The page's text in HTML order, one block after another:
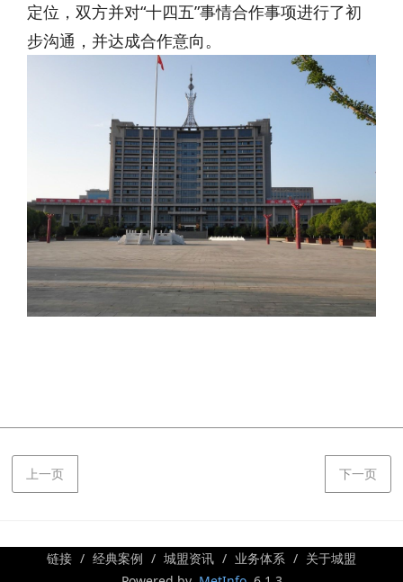
定位，双方并对“十四五”事情合作事项进行了初
步沟通，并达成合作意向。
上一页 下一页
链接 经典案例 城盟资讯 业务体系
关于城盟